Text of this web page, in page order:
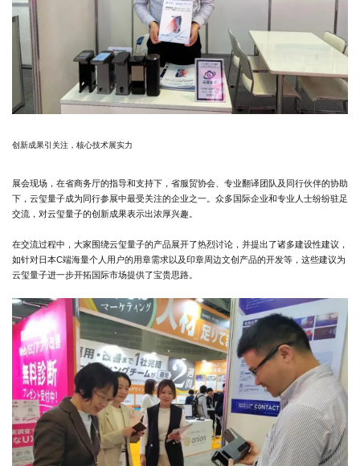
创新成果引关注，核心技术展实力
展会现场，在省商务厅的指导和支持下，省服贸协会、专业翻译团队及同行伙伴的协助
下，云玺量子成为同行参展中最受关注的企业之一。众多国际企业和专业人士纷纷驻足
交流，对云玺量子的创新成果表示出浓厚兴趣。
在交流过程中，大家围绕云玺量子的产品展开了热烈讨论，并提出了诸多建设性建议，
如针对日本C端海量个人用户的用章需求以及印章周边文创产品的开发等，这些建议为
云玺量子进一步开拓国际市场提供了宝贵思路。